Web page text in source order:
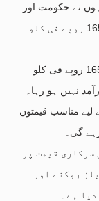
نے حکومت اور
انتظامیہ پر تنقید کرتے ہوئے کہا کہ سرکاری نرخ 165 روپے فی کلو
انہوں نے کہا کہ حکومت نے ایکس شوگر ملز کو 165 روپے فی کلو
نہیں ہو رہا۔
لیے مناسب قیمتوں
گی۔
قیمت پر
روکنے اور
ہے۔